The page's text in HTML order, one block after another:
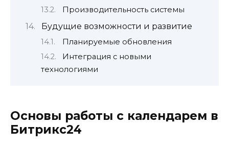
Производительность системы
Будущие возможности и развитие
Планируемые обновления
Интеграция с новыми
технологиями
Основы работы с календарем в
Битрикс24